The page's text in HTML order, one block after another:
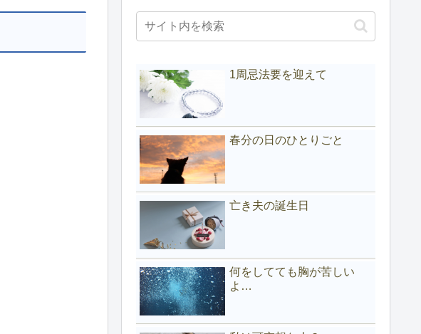
1周忌法要を迎えて
春分の日のひとりごと
亡き夫の誕生日
何をしてても胸が苦しい
よ…